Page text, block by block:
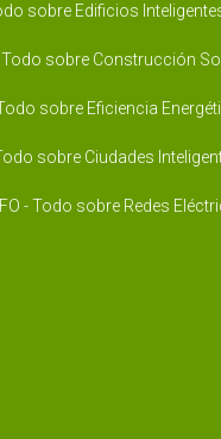
sobre Edificios
Todo sobre Construcción
sobre Eficiencia
sobre Ciudades
- Todo sobre Redes